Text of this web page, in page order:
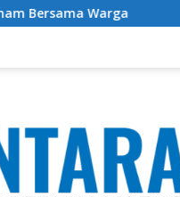
Untuk Perbaikan